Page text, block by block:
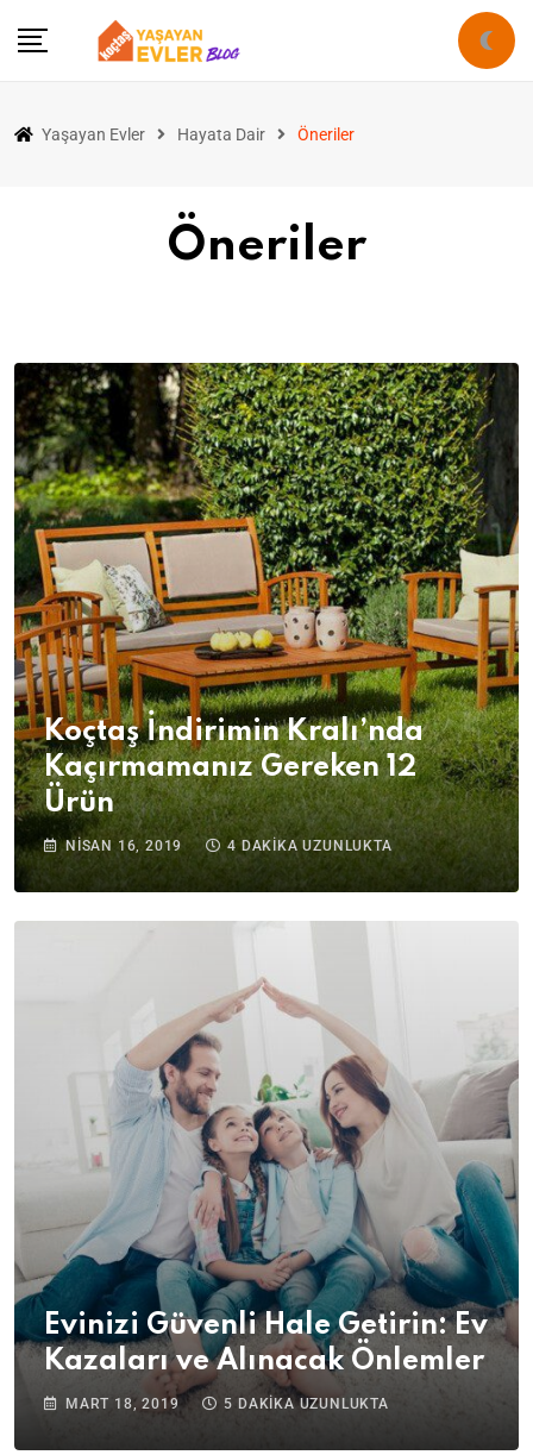
Yaşayan Evler Hayata Dair Öneriler
Öneriler
Koçtaş İndirimin Kralı’nda
Kaçırmamanız Gereken 12
Ürün
NISAN 16, 2019 4 DAKIKA UZUNLUKTA
Evinizi Güvenli Hale Getirin: Ev
Kazaları ve Alınacak Önlemler
MART 18, 2019 5 DAKIKA UZUNLUKTA